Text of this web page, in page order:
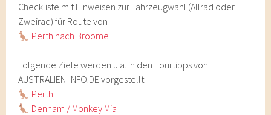
Checkliste mit Hinweisen zur Fahrzeugwahl (Allrad oder
Zweirad) für Route von
Perth nach Broome
Folgende Ziele werden u.a. in den Tourtipps von
AUSTRALIEN-INFO.DE vorgestellt:
Perth
Denham / Monkey Mia